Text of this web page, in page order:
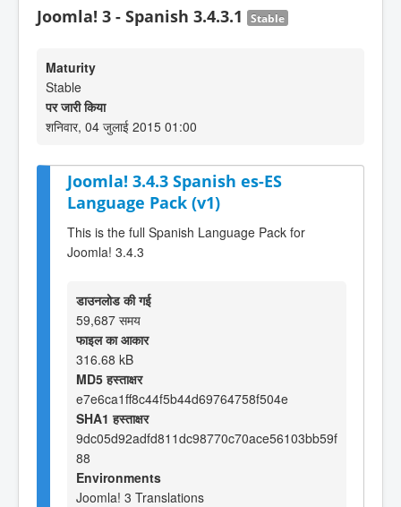
Joomla! 3 - Spanish 3.4.3.1 Stable
Maturity
Stable
पर जारी किया
शनिवार, 04 जुलाई 2015 01:00
Joomla! 3.4.3 Spanish es-ES
Language Pack (v1)
This is the full Spanish Language Pack for
Joomla! 3.4.3
डाउनलोड की गई
59,687 समय
फाइल का आकार
316.68 kB
MD5 हस्ताक्षर
e7e6ca1ff8c44f5b44d69764758f504e
SHA1 हस्ताक्षर
9dc05d92adfd811dc98770c70ace56103bb59f
88
Environments
Joomla! 3 Translations